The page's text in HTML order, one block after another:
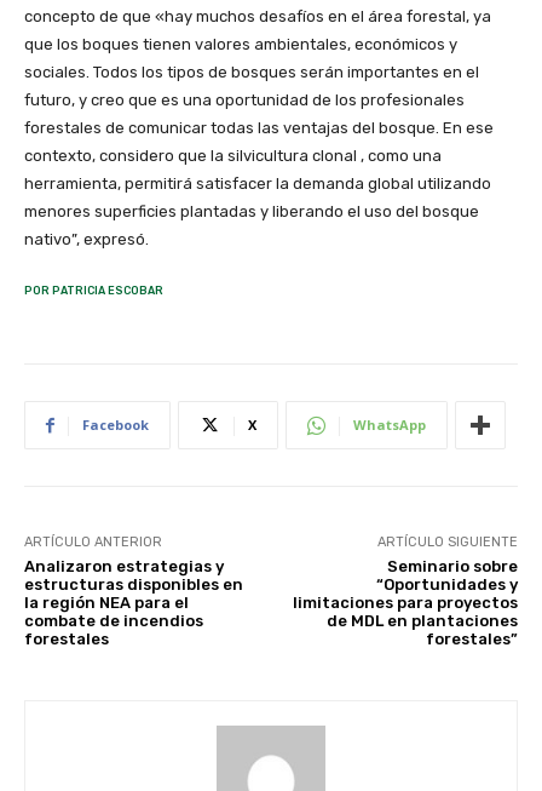
concepto de que «hay muchos desafíos en el área forestal, ya
que los boques tienen valores ambientales, económicos y
sociales. Todos los tipos de bosques serán importantes en el
futuro, y creo que es una oportunidad de los profesionales
forestales de comunicar todas las ventajas del bosque. En ese
contexto, considero que la silvicultura clonal , como una
herramienta, permitirá satisfacer la demanda global utilizando
menores superficies plantadas y liberando el uso del bosque
nativo”, expresó.
POR PATRICIA ESCOBAR
Facebook X WhatsApp
ARTÍCULO ANTERIOR
Analizaron estrategias y
estructuras disponibles en
la región NEA para el
combate de incendios
forestales
ARTÍCULO SIGUIENTE
Seminario sobre
“Oportunidades y
limitaciones para proyectos
de MDL en plantaciones
forestales”